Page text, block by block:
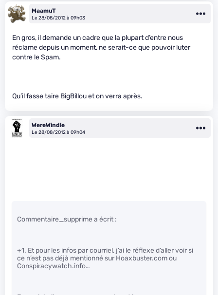
MaamuT
Le 28/08/2012 à 09h03
En gros, il demande un cadre que la plupart d’entre nous
réclame depuis un moment, ne serait-ce que pouvoir luter
contre le Spam.
Qu’il fasse taire BigBillou et on verra après.
WereWindle
Le 28/08/2012 à 09h04
Commentaire_supprime a écrit :
+1. Et pour les infos par courriel, j’ai le réflexe d’aller voir si
ce n’est pas déjà mentionné sur Hoaxbuster.com ou
Conspiracywatch.info…